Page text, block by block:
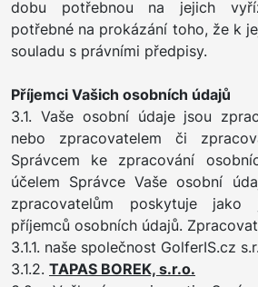
dobu potřebnou na jejich
potřebné na prokázání toho, že k
souladu s právními předpisy.
Příjemci Vašich osobních údajů
3.1. Vaše osobní údaje jsou
nebo zpracovatelem či
Správcem ke zpracování
účelem Správce Vaše osobní
zpracovatelům poskytuje
příjemců osobních údajů.
3.1.1. naše společnost GolferIS.cz
3.1.2. TAPAS BOREK, s.r.o.